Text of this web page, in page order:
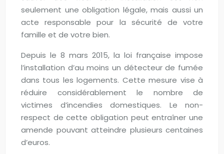
seulement une obligation légale, mais aussi un
acte responsable pour la sécurité de votre
famille et de votre bien.
Depuis le 8 mars 2015, la loi française impose
l’installation d’au moins un détecteur de fumée
dans tous les logements. Cette mesure vise à
réduire considérablement le nombre de
victimes d’incendies domestiques. Le non-
respect de cette obligation peut entraîner une
amende pouvant atteindre plusieurs centaines
d’euros.